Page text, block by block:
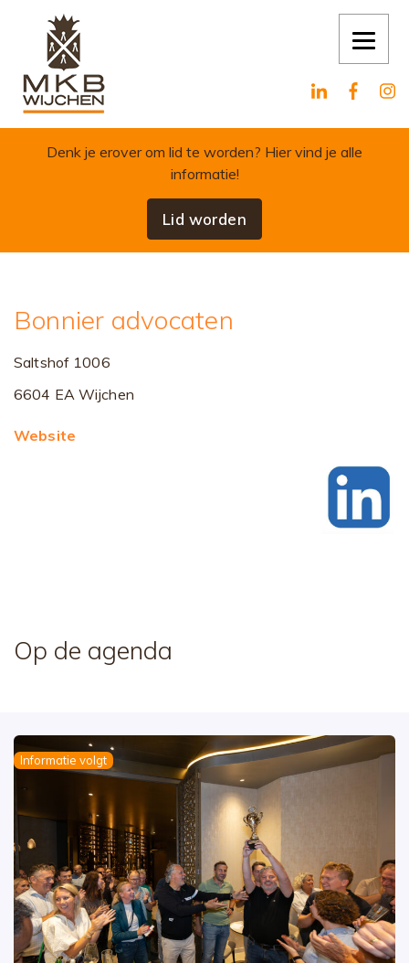
Skip to content
Denk je erover om lid te worden? Hier vind je alle
informatie!
Lid worden
Bonnier advocaten
Saltshof 1006
6604 EA Wijchen
Website
Op de agenda
Informatie volgt